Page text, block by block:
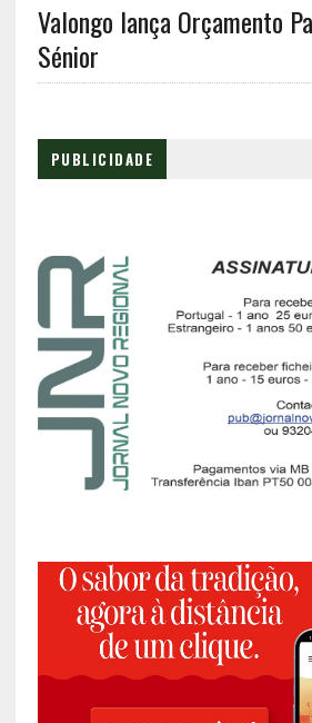
Valongo lança Orçamento
Sénior
PUBLICIDADE